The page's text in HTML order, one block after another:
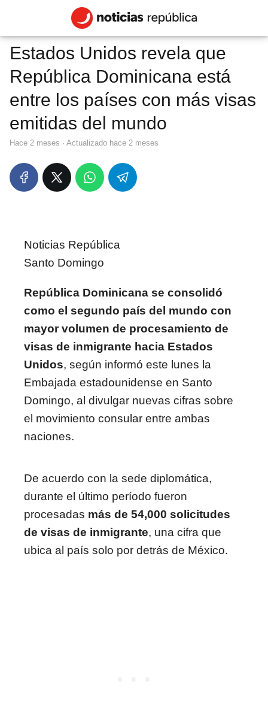
Estados Unidos revela que
República Dominicana está
entre los países con más visas
emitidas del mundo
hace 2 meses · Actualizado hace 2 meses
Noticias República
Santo Domingo
República Dominicana se consolidó
como el segundo país del mundo con
mayor volumen de procesamiento de
visas de inmigrante hacia Estados
Unidos, según informó este lunes la
Embajada estadounidense en Santo
Domingo, al divulgar nuevas cifras sobre
el movimiento consular entre ambas
naciones.
De acuerdo con la sede diplomática,
durante el último período fueron
procesadas más de 54,000 solicitudes
de visas de inmigrante, una cifra que
ubica al país solo por detrás de México.